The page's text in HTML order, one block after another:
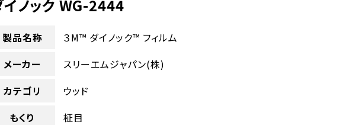
イノック WG-2444
製品名称
３M™ ダイノック™ フィルム
メーカー
スリーエムジャパン(株)
カテゴリ
ウッド
もくり
柾目